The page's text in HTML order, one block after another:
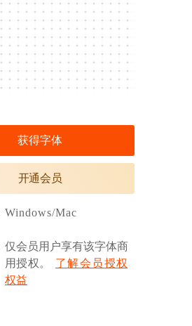
获得字体
开通会员
Windows/Mac
仅会员用户享有该字体商
用授权。
了解会员授权
权益